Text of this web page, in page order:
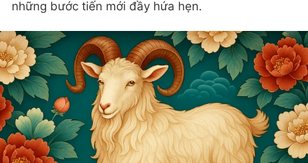
những bước tiến mới đầy hứa hẹn.